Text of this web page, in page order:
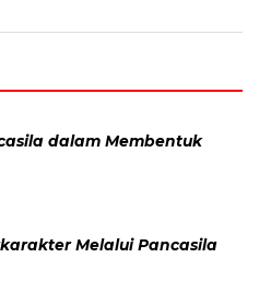
dalam Membentuk
Melalui Pancasila